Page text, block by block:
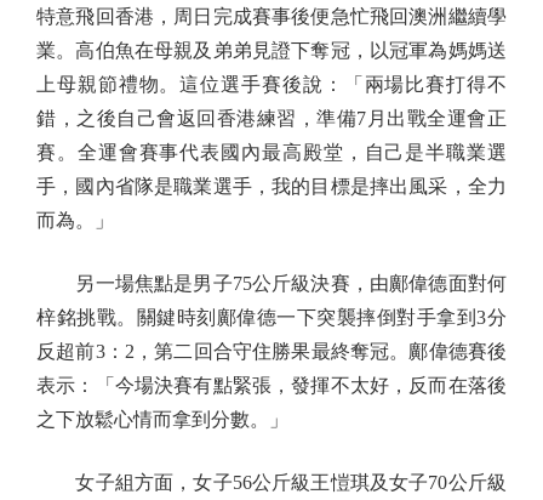
特意飛回香港，周日完成賽事後便急忙飛回澳洲繼續學
業。高伯魚在母親及弟弟見證下奪冠，以冠軍為媽媽送
上母親節禮物。這位選手賽後說：「兩場比賽打得不
錯，之後自己會返回香港練習，準備7月出戰全運會正
賽。全運會賽事代表國內最高殿堂，自己是半職業選
手，國內省隊是職業選手，我的目標是摔出風采，全力
而為。」
另一場焦點是男子75公斤級決賽，由鄺偉德面對何
梓銘挑戰。關鍵時刻鄺偉德一下突襲摔倒對手拿到3分
反超前3：2，第二回合守住勝果最終奪冠。鄺偉德賽後
表示：「今場決賽有點緊張，發揮不太好，反而在落後
之下放鬆心情而拿到分數。」
女子組方面，女子56公斤級王愷琪及女子70公斤級